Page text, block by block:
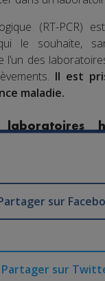
(RT-PCR)
le souhaite,
l’un des
Il est
maladie.
sur
Partager sur